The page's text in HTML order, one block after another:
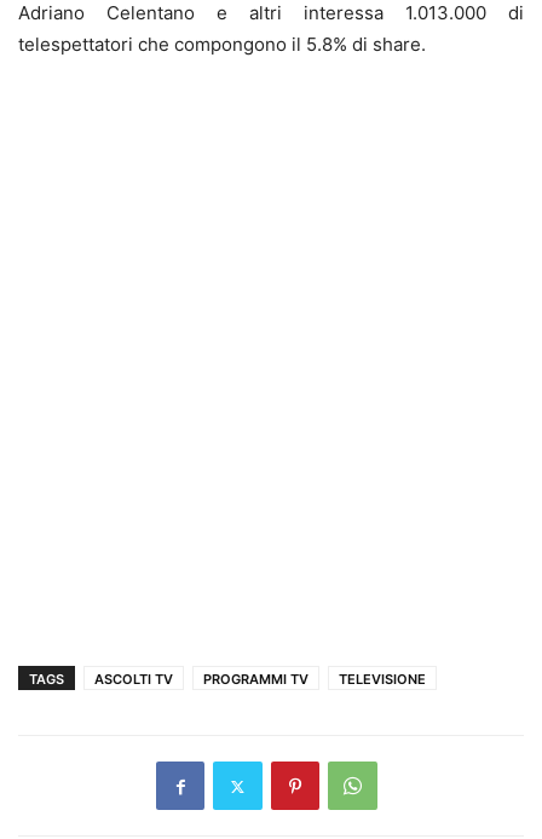
Adriano Celentano e altri interessa 1.013.000 di
telespettatori che compongono il 5.8% di share.
TAGS ASCOLTI TV PROGRAMMI TV TELEVISIONE